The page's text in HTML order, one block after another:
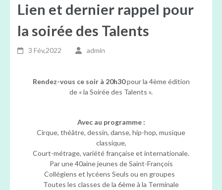
Lien et dernier rappel pour
la soirée des Talents
3 Fév,2022 admin
Rendez-vous ce soir à 20h30pour la 4ème édition
de « la Soirée des Talents ».
Avec au programme :
Cirque, théâtre, dessin, danse, hip-hop, musique
classique,
Court-métrage, variété française et internationale.
Par une 40aine jeunes de Saint-François
Collégiens et lycéens Seuls ou en groupes
Toutes les classes de la 6ème à la Terminale